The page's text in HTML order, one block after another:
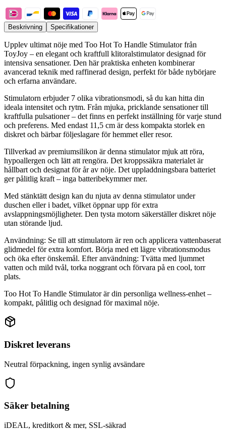
Beskrivning Specifikationer
Upplev ultimat nöje med Too Hot To Handle Stimulator från
ToyJoy – en elegant och kraftfull klitoralstimulator designad för
intensiva sensationer. Den här praktiska enheten kombinerar
avancerad teknik med raffinerad design, perfekt för både nybörjare
och erfarna användare.
Stimulatorn erbjuder 7 olika vibrationsmodi, så du kan hitta din
ideala intensitet och rytm. Från mjuka, pricklande sensationer till
kraftfulla pulsationer – det finns en perfekt inställning för varje stund
och preferens. Med endast 11,5 cm är dess kompakta storlek en
diskret och bärbar följeslagare för hemmet eller resor.
Tillverkad av premiumsilikon är denna stimulator mjuk att röra,
hypoallergen och lätt att rengöra. Det kroppssäkra materialet är
hållbart och designat för år av nöje. Det uppladdningsbara batteriet
ger pålitlig kraft – inga batteribekymmer mer.
Med stänktätt design kan du njuta av denna stimulator under
duschen eller i badet, vilket öppnar upp för extra
avslappningsmöjligheter. Den tysta motorn säkerställer diskret nöje
utan störande ljud.
Användning: Se till att stimulatorn är ren och applicera vattenbaserat
glidmedel för extra komfort. Börja med ett lägre vibrationsmodus
och öka efter önskemål. Efter användning: Tvätta med ljummet
vatten och mild tvål, torka noggrant och förvara på en cool, torr
plats.
Too Hot To Handle Stimulator är din personliga wellness-enhet –
kompakt, pålitlig och designad för maximal nöje.
Diskret leverans
Neutral förpackning, ingen synlig avsändare
Säker betalning
iDEAL, kreditkort & mer, SSL-säkrad